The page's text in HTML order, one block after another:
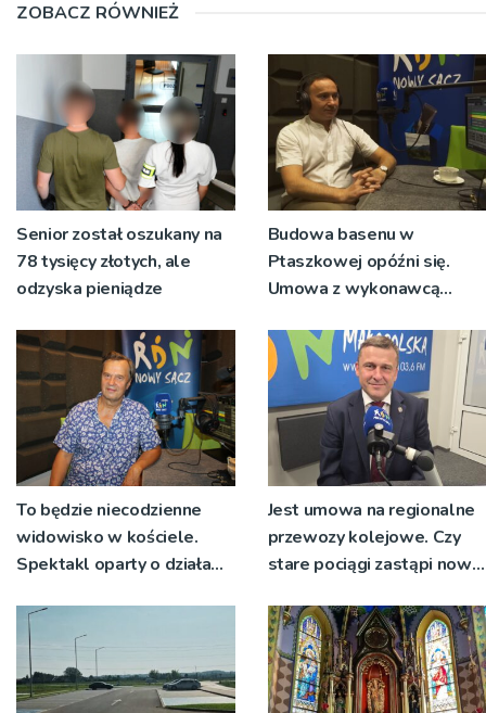
ZOBACZ RÓWNIEŻ
Senior został oszukany na
78 tysięcy złotych, ale
odzyska pieniądze
Budowa basenu w
Ptaszkowej opóźni się.
Umowa z wykonawcą
nie zostanie podpisana
To będzie niecodzienne
widowisko w kościele.
Spektakl oparty o działa
Jest umowa na regionalne
przewozy kolejowe. Czy
stare pociągi zastąpi nowy